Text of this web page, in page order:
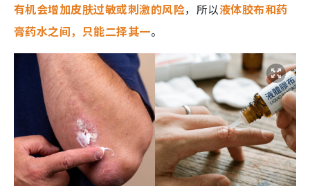
有机会增加皮肤过敏或刺激的风险，所以液体胶布和药
膏药水之间，只能二择其一。